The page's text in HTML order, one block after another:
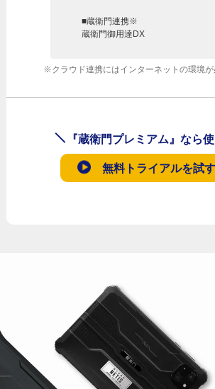
■蔵衛門連携※
蔵衛門御用達DX
※クラウド連携にはインターネットの環境が
『蔵衛門プレミアム』なら
無料トライアルを試す